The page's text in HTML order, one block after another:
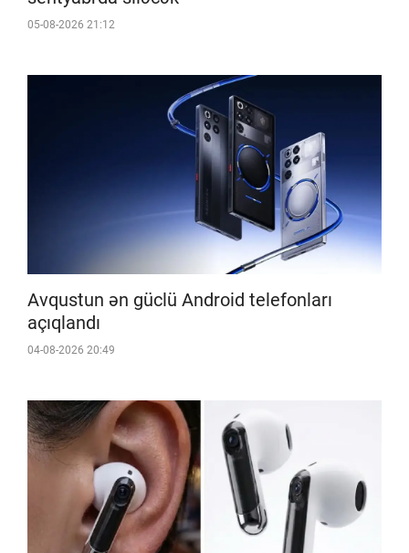
05-08-2026 21:12
Avqustun ən güclü Android telefonları
açıqlandı
04-08-2026 20:49